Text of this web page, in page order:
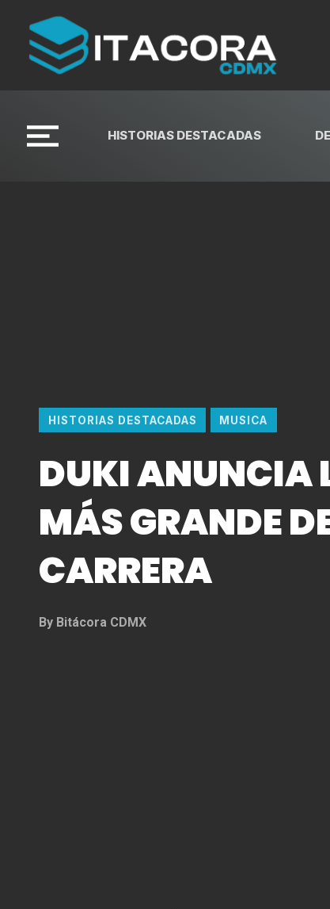
HISTORIAS DESTACADAS
HISTORIAS DESTACADAS MUSICA
DUKI ANUNCIA
MÁS GRANDE
CARRERA
By Bitácora CDMX